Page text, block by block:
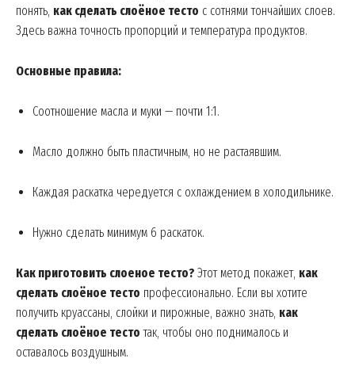
понять, как сделать слоёное тесто с сотнями тончайших слоев.
Здесь важна точность пропорций и температура продуктов.
Основные правила:
Соотношение масла и муки — почти 1:1.
Масло должно быть пластичным, но не растаявшим.
Каждая раскатка чередуется с охлаждением в холодильнике.
Нужно сделать минимум 6 раскаток.
Как приготовить слоеное тесто? Этот метод покажет, как
сделать слоёное тесто профессионально. Если вы хотите
получить круассаны, слойки и пирожные, важно знать, как
сделать слоёное тесто так, чтобы оно поднималось и
оставалось воздушным.